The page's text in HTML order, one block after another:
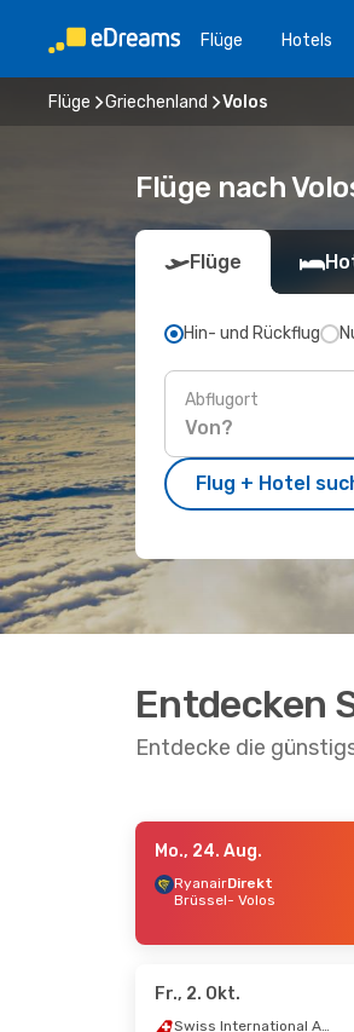
Flüge Hotels
Flüge Griechenland Volos
Flüge nach
Flüge
Hin- und Rückflug
Abflugort
Flug + Hotel
Entdecken
Entdecke die
- Di., 25. Aug.
Swiss International Air Lines
Mo., 24. Aug.
RyanairDirekt
Brüssel- Volos
Fr., 2. Okt.
Swiss International Air Lines